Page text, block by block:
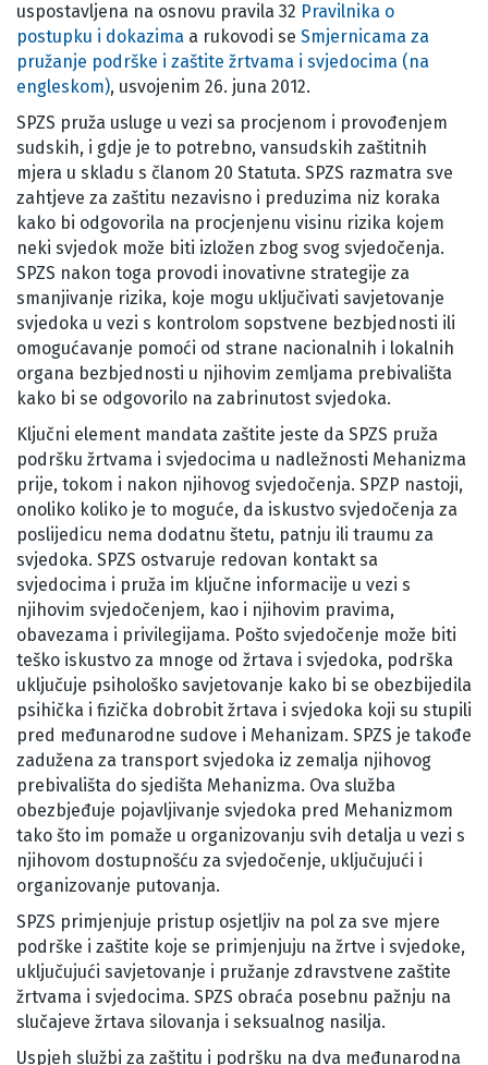
uspostavljena na osnovu pravila 32 Pravilnika o
postupku i dokazima a rukovodi se Smjernicama za
pružanje podrške i zaštite žrtvama i svjedocima (na
engleskom), usvojenim 26. juna 2012.
SPZS pruža usluge u vezi sa procjenom i provođenjem
sudskih, i gdje je to potrebno, vansudskih zaštitnih
mjera u skladu s članom 20 Statuta. SPZS razmatra sve
zahtjeve za zaštitu nezavisno i preduzima niz koraka
kako bi odgovorila na procjenjenu visinu rizika kojem
neki svjedok može biti izložen zbog svog svjedočenja.
SPZS nakon toga provodi inovativne strategije za
smanjivanje rizika, koje mogu uključivati savjetovanje
svjedoka u vezi s kontrolom sopstvene bezbjednosti ili
omogućavanje pomoći od strane nacionalnih i lokalnih
organa bezbjednosti u njihovim zemljama prebivališta
kako bi se odgovorilo na zabrinutost svjedoka.
Ključni element mandata zaštite jeste da SPZS pruža
podršku žrtvama i svjedocima u nadležnosti Mehanizma
prije, tokom i nakon njihovog svjedočenja. SPZP nastoji,
onoliko koliko je to moguće, da iskustvo svjedočenja za
poslijedicu nema dodatnu štetu, patnju ili traumu za
svjedoka. SPZS ostvaruje redovan kontakt sa
svjedocima i pruža im ključne informacije u vezi s
njihovim svjedočenjem, kao i njihovim pravima,
obavezama i privilegijama. Pošto svjedočenje može biti
teško iskustvo za mnoge od žrtava i svjedoka, podrška
uključuje psihološko savjetovanje kako bi se obezbijedila
psihička i fizička dobrobit žrtava i svjedoka koji su stupili
pred međunarodne sudove i Mehanizam. SPZS je takođe
zadužena za transport svjedoka iz zemalja njihovog
prebivališta do sjedišta Mehanizma. Ova služba
obezbjeđuje pojavljivanje svjedoka pred Mehanizmom
tako što im pomaže u organizovanju svih detalja u vezi s
njihovom dostupnošću za svjedočenje, uključujući i
organizovanje putovanja.
SPZS primjenjuje pristup osjetljiv na pol za sve mjere
podrške i zaštite koje se primjenjuju na žrtve i svjedoke,
uključujući savjetovanje i pružanje zdravstvene zaštite
žrtvama i svjedocima. SPZS obraća posebnu pažnju na
slučajeve žrtava silovanja i seksualnog nasilja.
Uspjeh službi za zaštitu i podršku na dva međunarodna